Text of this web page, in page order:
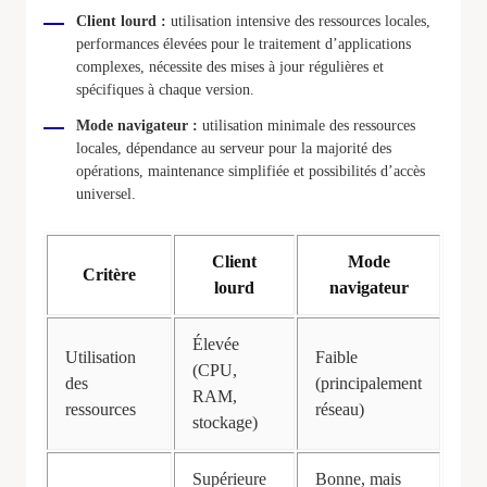
Client lourd : utilisation intensive des ressources locales,
performances élevées pour le traitement d’applications
complexes, nécessite des mises à jour régulières et
spécifiques à chaque version.
Mode navigateur : utilisation minimale des ressources
locales, dépendance au serveur pour la majorité des
opérations, maintenance simplifiée et possibilités d’accès
universel.
Critère
Client
lourd
Mode
navigateur
Utilisation
des
ressources
Élevée
(CPU,
RAM,
stockage)
Faible
(principalement
réseau)
Supérieure Bonne, mais